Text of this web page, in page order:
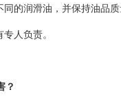
的润滑油，并保持油品
人负责。
？